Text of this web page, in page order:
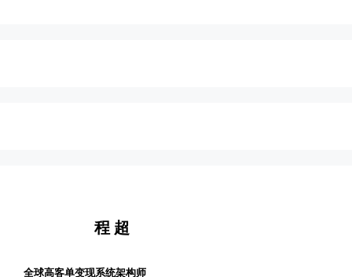
程 超
全球高客单变现系统架构师